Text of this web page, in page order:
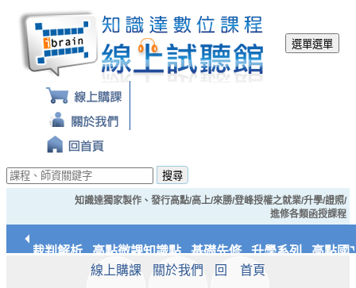
選單選單
搜尋
知識達獨家製作、發行高點/高上/來勝/登峰授權之就業/升學/證照/
進修各類函授課程
經典裁判解析 高點微課知識點 基礎先修 升學系列 高點國
知識達文化
線上購課 關於我們 回 首頁